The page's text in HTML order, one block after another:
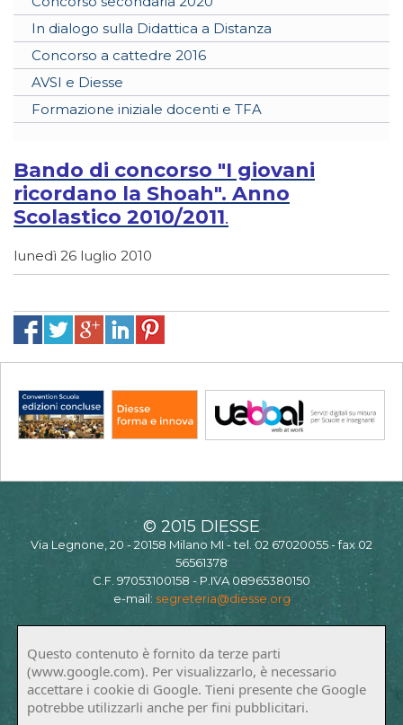
In dialogo sulla Didattica a Distanza
Concorso a cattedre 2016
AVSI e Diesse
Formazione iniziale docenti e TFA
Bando di concorso "I giovani
ricordano la Shoah". Anno
Scolastico 2010/2011.
lunedì 26 luglio 2010
© 2015 DIESSE
Via Legnone, 20 - 20158 Milano MI - tel. 02 67020055 - fax 02
56561378
C.F. 97053100158 - P.IVA 08965380150
e-mail: segreteria@diesse.org
Questo contenuto è fornito da terze parti
(www.google.com). Per visualizzarlo, è necessario
accettare i cookie di Google. Tieni presente che Google
potrebbe utilizzarli anche per fini pubblicitari.